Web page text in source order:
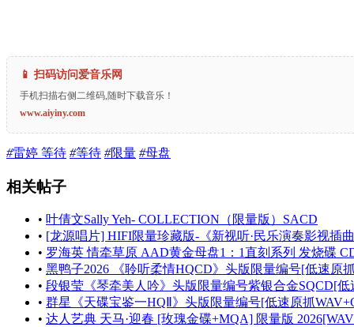
📱 扫码访问爱音乐网
手机扫描右侧二维码,随时下载音乐！
www.aiyiny.com
#雷婷 等待 #等待 #限量 #母盘
相关帖子
• 叶倩文Sally Yeh‑ COLLECTION（限量版）SACD
• [龙源唱片] HIFI限量珍藏版-《新视听·民乐演奏影视插
• 罗海英 情牵草原 AAD黄金母盘1：1直刻系列 发烧碟
• 黑鸭子2026 《聆听柔情HQCD》头版限量编号[低速原
• 段银莹《琴牵美人吟》头版限量编号紫银合金SQCD[低
• 群星《天碟宝鉴一HQⅡ》头版限量编号[低速原抓
• 达人艺典 天马·迎春 [玫瑰金碟+MQA] 限量版